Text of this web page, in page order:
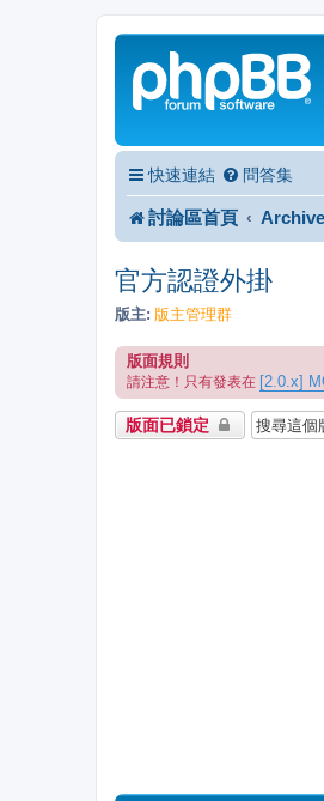
快速連結 問答集
討論區首頁
官方認證外掛
版主: 版主管理群
版面規則
請注意！只有發表在 [2.0.x]
版面已鎖定